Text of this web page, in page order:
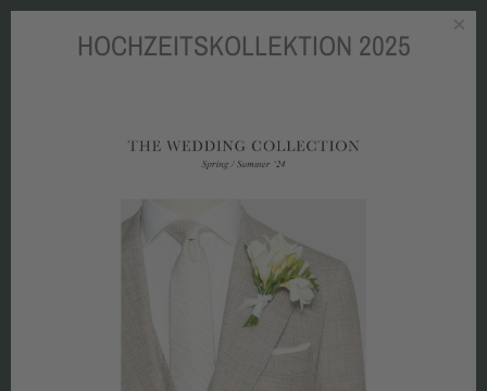
Zum Hauptinhalt springen
STOFFKUNDE
×
HOCHZEITSKOLLEKTION 2025